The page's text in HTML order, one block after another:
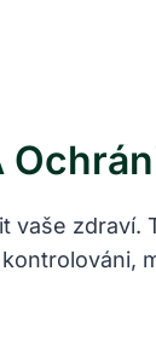
zdraví.